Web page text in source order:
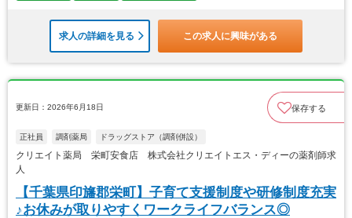
求人の詳細を見る この求人に興味がある
更新日：2026年6月18日 保存する
正社員 調剤薬局 ドラッグストア（調剤併設）
クリエイト薬局 栄町安食店 株式会社クリエイトエス・ディーの薬剤師求
人
【千葉県印旛郡栄町】子育て支援制度や研修制度充実
♪お休みが取りやすくワークライフバランス◎